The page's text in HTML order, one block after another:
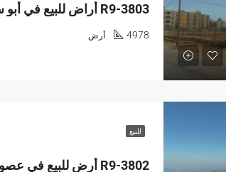
4978 أرض
للبيع